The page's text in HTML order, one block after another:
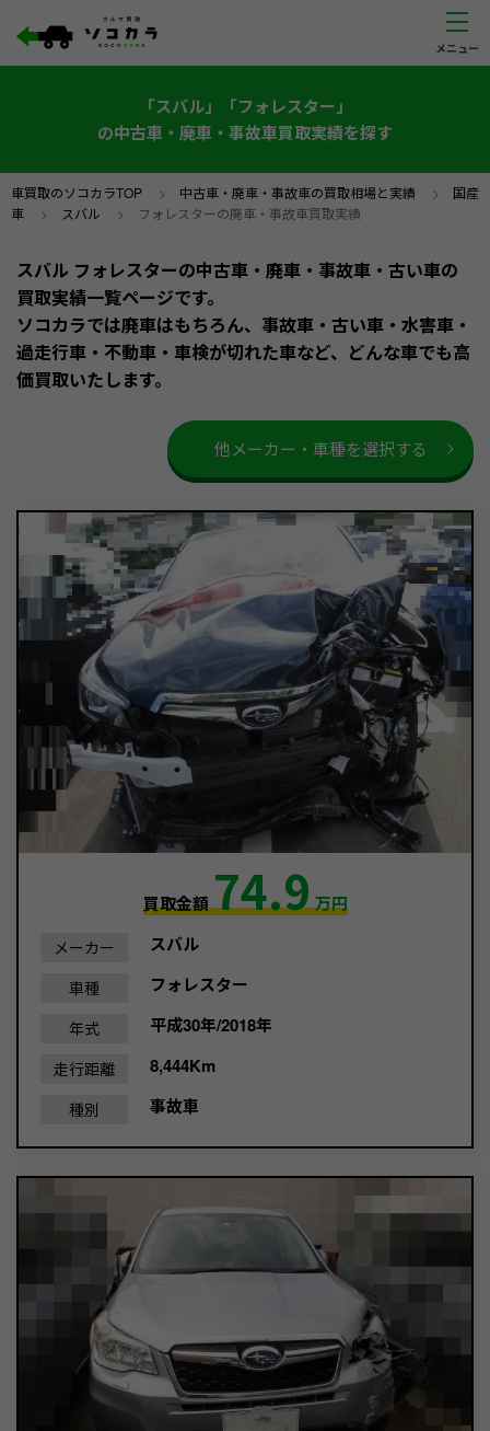
「スバル」「フォレスター」
の中古車・廃車・事故車買取実績を探す
車買取のソコカラTOP > 中古車・廃車・事故車の買取相場と実績 > 国産
車 > スバル > フォレスターの廃車・事故車買取実績
スバル フォレスターの中古車・廃車・事故車・古い車の
買取実績一覧ページです。
ソコカラでは廃車はもちろん、事故車・古い車・水害車・
過走行車・不動車・車検が切れた車など、どんな車でも高
価買取いたします。
他メーカー・車種を選択する
買取金額74.9万円
メーカー スバル
車種 フォレスター
年式 平成30年/2018年
走行距離 8,444Km
種別 事故車